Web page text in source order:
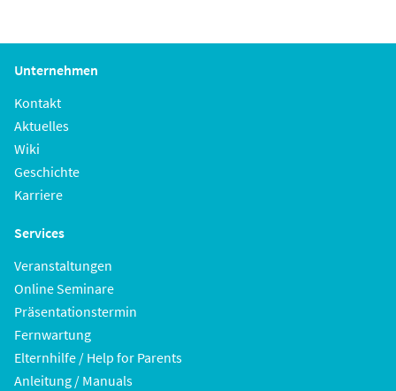
Unternehmen
Kontakt
Aktuelles
Wiki
Geschichte
Karriere
Services
Veranstaltungen
Online Seminare
Präsentationstermin
Fernwartung
Elternhilfe / Help for Parents
Anleitung / Manuals